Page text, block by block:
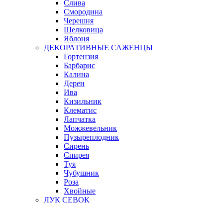
Слива
Смородина
Черешня
Шелковица
Яблоня
ДЕКОРАТИВНЫЕ САЖЕНЦЫ
Гортензия
Барбарис
Калина
Дерен
Ива
Кизильник
Клематис
Лапчатка
Можжевельник
Пузыреплодник
Сирень
Спирея
Туя
Чубушник
Роза
Хвойные
ЛУК СЕВОК